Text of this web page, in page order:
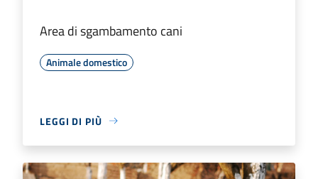
Area di sgambamento cani
Animale domestico
LEGGI DI PIÙ